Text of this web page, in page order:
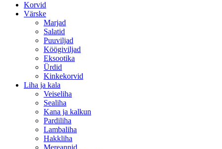
Korvid
Värske
Marjad
Salatid
Puuviljad
Köögiviljad
Eksootika
Ürdid
Kinkekorvid
Liha ja kala
Veiseliha
Sealiha
Kana ja kalkun
Pardiliha
Lambaliha
Hakkliha
Mereannid